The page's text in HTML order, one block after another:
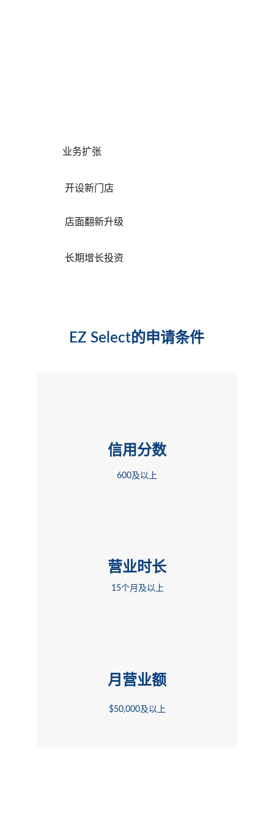
业务扩张
开设新门店
店面翻新升级
长期增长投资
EZ Select的申请条件
信用分数
600及以上
月营业额
$50,000及以上
营业时长
15个月及以上